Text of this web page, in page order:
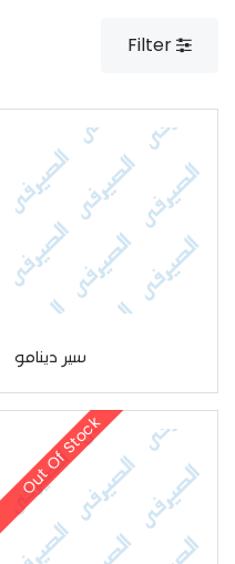
Filter
سير دينامو
Out Of Stock